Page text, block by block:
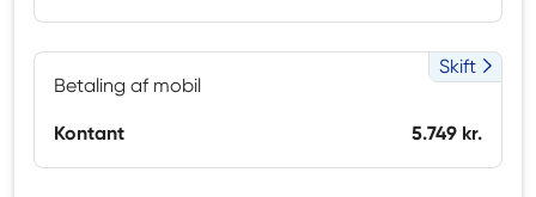
Betaling af mobil
Skift
Kontant 5.749 kr.